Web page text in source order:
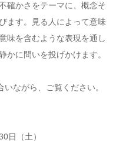
確かさをテーマに、概念そ
ます。見る人によって意味
味を含むような表現を通し
かに問いを投げかけます。
ながら、ご覧ください。
日（土）